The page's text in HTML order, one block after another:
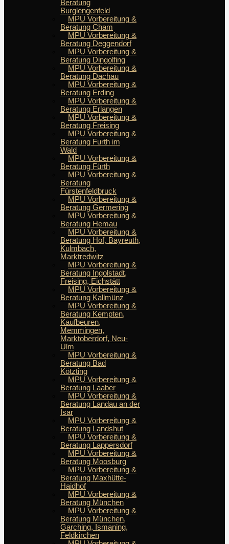
Beratung
Burglengenfeld
MPU Vorbereitung &
Beratung Cham
MPU Vorbereitung &
Beratung Deggendorf
MPU Vorbereitung &
Beratung Dingolfing
MPU Vorbereitung &
Beratung Dachau
MPU Vorbereitung &
Beratung Erding
MPU Vorbereitung &
Beratung Erlangen
MPU Vorbereitung &
Beratung Freising
MPU Vorbereitung &
Beratung Furth im
Wald
MPU Vorbereitung &
Beratung Fürth
MPU Vorbereitung &
Beratung
Fürstenfeldbruck
MPU Vorbereitung &
Beratung Germering
MPU Vorbereitung &
Beratung Hemau
MPU Vorbereitung &
Beratung Hof, Bayreuth,
Kulmbach,
Marktredwitz
MPU Vorbereitung &
Beratung Ingolstadt,
Freising, Eichstätt
MPU Vorbereitung &
Beratung Kallmünz
MPU Vorbereitung &
Beratung Kempten,
Kaufbeuren,
Memmingen,
Marktoberdorf, Neu-
Ulm
MPU Vorbereitung &
Beratung Bad
Kötzting
MPU Vorbereitung &
Beratung Laaber
MPU Vorbereitung &
Beratung Landau an der
Isar
MPU Vorbereitung &
Beratung Landshut
MPU Vorbereitung &
Beratung Lappersdorf
MPU Vorbereitung &
Beratung Moosburg
MPU Vorbereitung &
Beratung Maxhütte-
Haidhof
MPU Vorbereitung &
Beratung München
MPU Vorbereitung &
Beratung München,
Garching, Ismaning,
Feldkirchen